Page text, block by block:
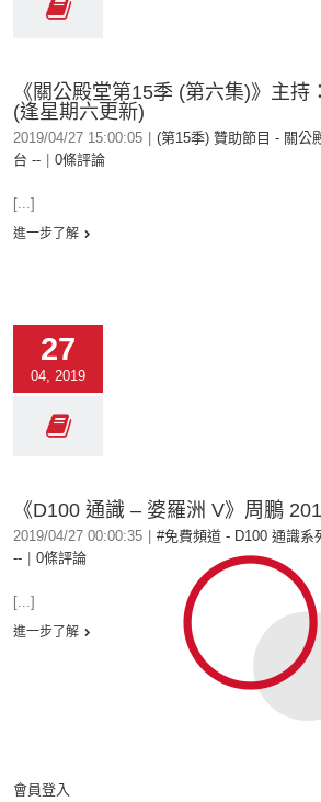
《關公殿堂第15季 (第六集)》主持
(逢星期六更新)
2019/04/27 15:00:05 (第15季) 贊助節目 - 關公
台 --
0條評論
[...]
進一步了解
27
04, 2019
《D100 通識 – 婆羅洲 V》周鵬
2019/04/27 00:00:35 #免費頻道 - D100 通識系
--
0條評論
[...]
進一步了解
會員登入